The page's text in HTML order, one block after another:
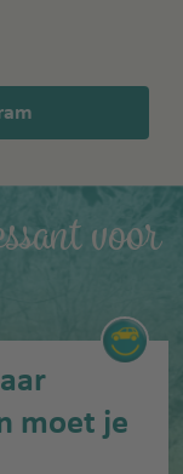
voor
moet je